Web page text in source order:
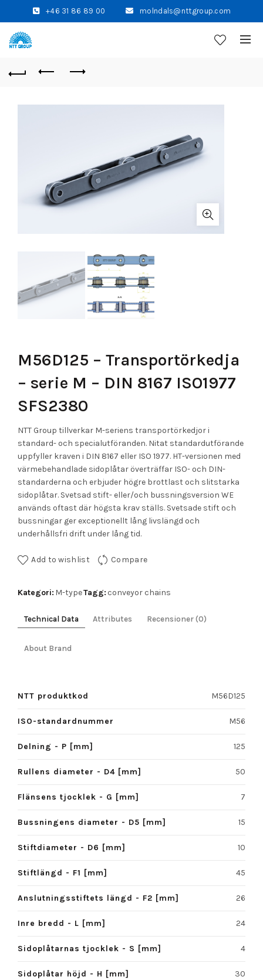
+46 31 86 89 00 molndals@nttgroup.com
M56D125 – Transportörkedja
– serie M – DIN 8167 ISO1977
SFS2380
NTT Group tillverkar M-seriens transportörkedjor i
standard- och specialutföranden. Nitat standardutförande
uppfyller kraven i DIN 8167 eller ISO 1977. HT-versionen med
värmebehandlade sidoplåtar överträffar ISO- och DIN-
standarderna och erbjuder högre brottlast och slitstarka
sidoplåtar. Svetsad stift- eller/och bussningsversion WE
används oftast där högsta krav ställs. Svetsade stift och
bussningar ger exceptionellt lång livslängd och
underhållsfri drift under lång tid.
Add to wishlist Compare
Kategori: M-typeTagg: conveyor chains
Technical Data Attributes Recensioner (0)
About Brand
NTT produktkod M56D125
ISO-standardnummer M56
Delning - P [mm] 125
Rullens diameter - D4 [mm] 50
Flänsens tjocklek - G [mm] 7
Bussningens diameter - D5 [mm] 15
Stiftdiameter - D6 [mm] 10
Stiftlängd - F1 [mm] 45
Anslutningsstiftets längd - F2 [mm] 26
Inre bredd - L [mm] 24
Sidoplåtarnas tjocklek - S [mm] 4
Sidoplåtar höjd - H [mm] 30